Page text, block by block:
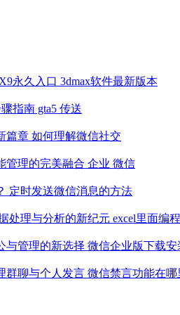
永久入口 3dmax软件最新版本
指南 gta5 传送
篇章 如何理解微信社交
管理的完美融合 企业 微信
定时发送微信消息的方法
处理与分析的新纪元 excel里面编程
与管理的新选择 微信企业版下载安
群聊与个人发言 微信禁言功能在哪